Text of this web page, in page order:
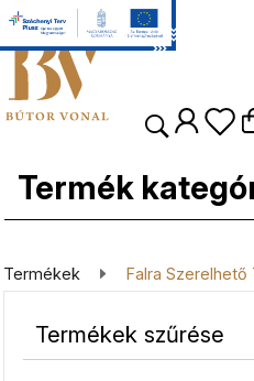
Termék
Termékek Falra Szerelhető
termékek szűrése